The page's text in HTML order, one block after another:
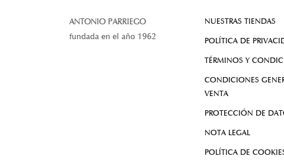
ANTONIO PARRIEGO
fundada en el año 1962
NUESTRAS TIENDAS
POLÍTICA DE
TÉRMINOS Y
CONDICIONES
VENTA
PROTECCIÓN DE
NOTA LEGAL
POLÍTICA DE